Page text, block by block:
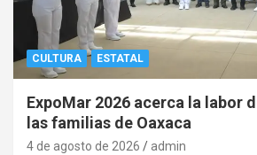
CULTURA ESTATAL
ExpoMar 2026 acerca la labor
las familias de Oaxaca
4 de agosto de 2026 admin